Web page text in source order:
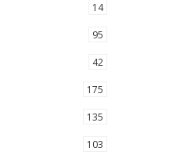
14
95
42
175
135
103